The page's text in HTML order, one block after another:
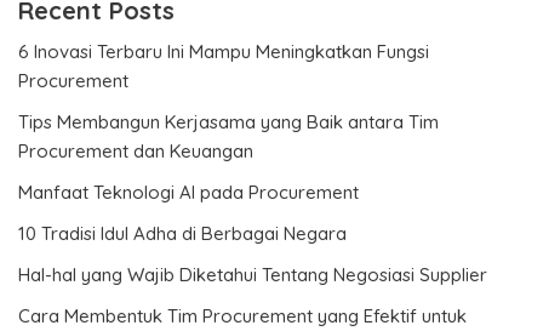
Recent Posts
6 Inovasi Terbaru Ini Mampu Meningkatkan Fungsi
Procurement
Tips Membangun Kerjasama yang Baik antara Tim
Procurement dan Keuangan
Manfaat Teknologi AI pada Procurement
10 Tradisi Idul Adha di Berbagai Negara
Hal-hal yang Wajib Diketahui Tentang Negosiasi Supplier
Cara Membentuk Tim Procurement yang Efektif untuk